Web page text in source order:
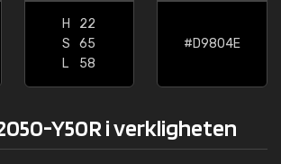
H
22
S
65
L
58
#D9804E
Y50R i verkligheten